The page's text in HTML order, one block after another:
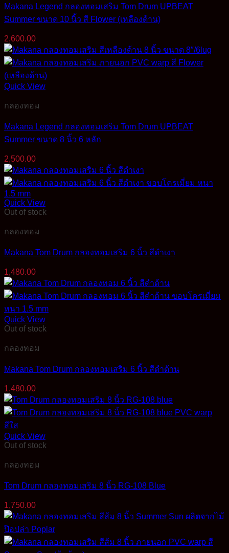
Makana Legend กลองทอมเสริม Tom Drum UPBEAT
Summer ขนาด 10 นิ้ว สี Flower (เหลืองด้าน)
2,600.00
Quick View
กลองทอม
Makana Legend กลองทอมเสริม Tom Drum UPBEAT
Summer ขนาด 8 นิ้ว 6 หลัก
2,500.00
Quick View
Out of stock
กลองทอม
Makana Tom Drum กลองทอมเสริม 6 นิ้ว สีดำเงา
1,480.00
Quick View
Out of stock
กลองทอม
Makana Tom Drum กลองทอมเสริม 6 นิ้ว สีดำด้าน
1,480.00
Quick View
Out of stock
กลองทอม
Tom Drum กลองทอมเสริม 8 นิ้ว RG-108 Blue
1,750.00